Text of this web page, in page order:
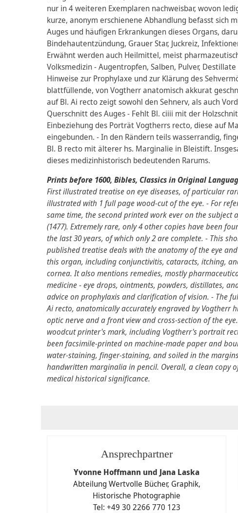
nur in 4 weiteren Exemplaren nachweisbar, wovon
kurze, anonym erschienene Abhandlung befasst sich
Auges und häufigen Erkrankungen dieses Organs,
Bindehautentzündung, Grauer Star, Juckreiz,
Erwähnt werden auch Heilmittel, meist
Volksmedizin - Augentropfen, Salben, Pulver,
Hinweise zur Prophylaxe und zur Klärung des
blattfüllende, von Vogtherr anatomisch akkurat
auf Bl. Ai recto zeigt sowohl den Sehnerv, als auch
Querschnitt des Auges - Fehlt Bl. ciiii mit der
Einbeziehung des Porträt Vogtherrs recto, diese auf
eingebunden. - In den Rändern teils wasserrandig,
Bl. B recto mit älterer hs. Marginalie in Bleistift.
dieses medizinhistorisch bedeutenden Rarums.
Prints before 1600, Bibles, Classics in Original
First illustrated treatise on eye diseases, of particular
illustrated with 1 full page wood-cut of the eye. - For
same time, the second printed work ever on the subject
(1477). Extremely rare, only 4 other copies have been
the last 30 years, of which only 2 are complete. - This
published treatise deals with the anatomy of the eye
this organ, including conjunctivitis, cataracts, itching,
cornea. It also mentions remedies, mostly
medicine - eye drops, ointments, powders, distillates,
advice on prophylaxis and clarification of vision. - The
Ai recto, anatomically accurately engraved by Vogtherr
optic nerve and a front view and cross-section of the
woodcut printer's mark, including Vogtherr's portrait
been facsimile-printed on machine-made paper and
water-staining, finger-staining, and soiled in the
handwritten marginalia in pencil. Overall, a clean copy
medical historical significance.
möchte ich an Ihrer
Schriftliches Maximalgebot
Ansprechpartner
Yvonne Hoffmann und Jana Laska
Abteilung Wertvolle Bücher, Graphik,
Historische Photographie
Tel: +49 30 2266 770 123